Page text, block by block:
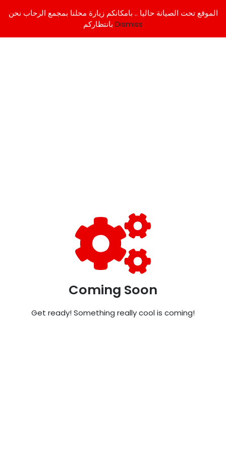
الموقع تحت الصيانة حاليا .. بامكانكم زيارة محلنا بمجمع الرحاب نحن
Dismiss
Coming Soon
Get ready! Something really cool is coming!